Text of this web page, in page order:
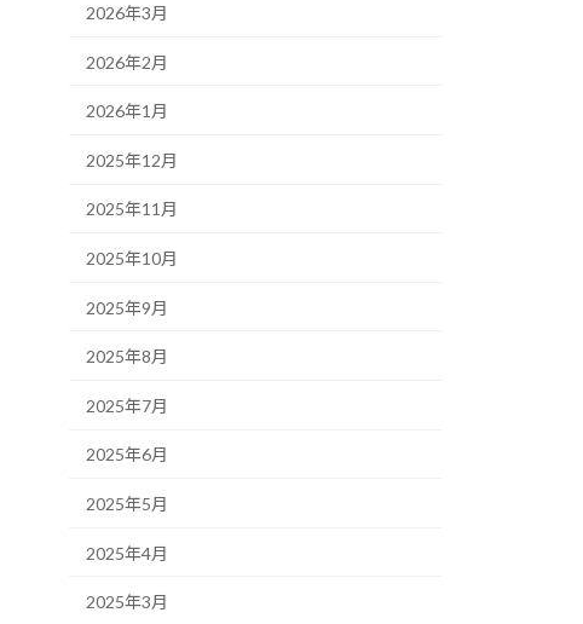
2026年3月
2026年2月
2026年1月
2025年12月
2025年11月
2025年10月
2025年9月
2025年8月
2025年7月
2025年6月
2025年5月
2025年4月
2025年3月